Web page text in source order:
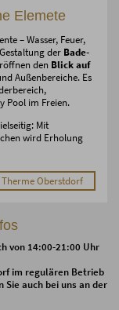
Elemete
– Wasser, Feuer,
der Bade-
den Blick auf
Außenbereiche. Es
Pool im Freien.
Mit
wird Erholung
Therme Oberstdorf
von 14:00-21:00 Uhr
im regulären Betrieb
auch bei uns an der